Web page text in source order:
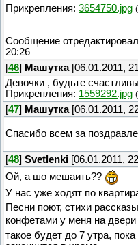
Прикрепления: 3654750.jpg
Сообщение отредактировал
20:26
[46] Машутка[06.01.2011,
Девочки , будьте
Прикрепления: 1559292.jpg
[47] Машутка[06.01.2011,
Спасибо всем за
[48] Svetlenki [06.01.2011,
Ой, а шо мешаить??
У нас уже ходят по
Песни поют, стихи
конфетами у меня на двери
такое будет до 7 утра,